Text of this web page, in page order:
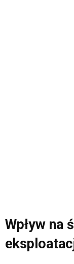
Wpływ na